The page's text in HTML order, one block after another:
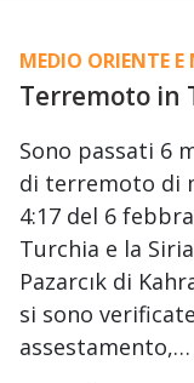
MEDIO ORIENTE E
Terremoto in
Sono passati 6
di terremoto di
4:17 del 6
Turchia e la
Pazarcık di
si sono
assestamento,…